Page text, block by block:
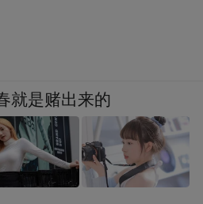
就是赌出来的